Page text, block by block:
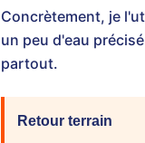
Concrètement, je
un peu d'eau
partout.
Retour terrain